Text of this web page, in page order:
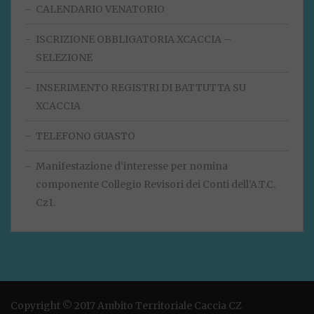
CALENDARIO VENATORIO
ISCRIZIONE OBBLIGATORIA XCACCIA –
SELEZIONE
INSERIMENTO REGISTRI DI BATTUTTA SU
XCACCIA
TELEFONO GUASTO
Manifestazione d‘interesse per nomina
componente Collegio Revisori dei Conti dell’A.T.C.
Cz1.
Copyright © 2017 Ambito Territoriale Caccia CZ